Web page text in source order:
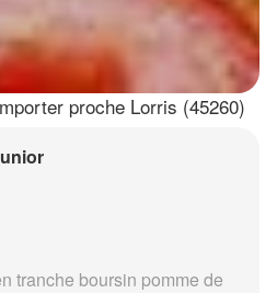
proche Lorris (45260)
tranche boursin pomme de